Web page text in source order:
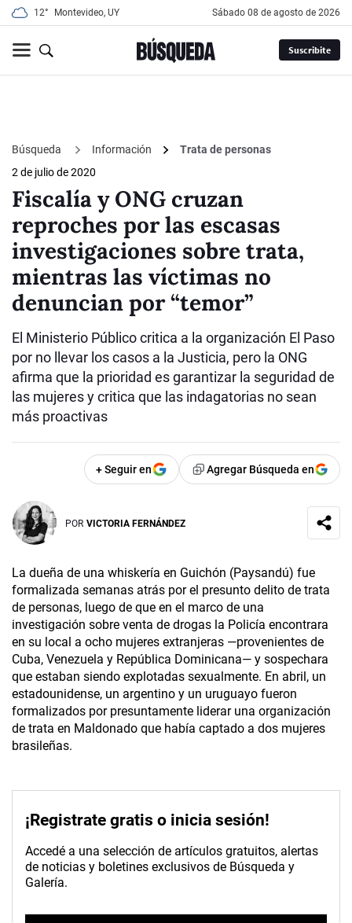
12° Montevideo, UY sábado 08 de agosto de 2026
Suscribite
Búsqueda Información
Trata de personas
2 de julio de 2020
Fiscalía y ONG cruzan
reproches por las escasas
investigaciones sobre trata,
mientras las víctimas no
denuncian por “temor”
El Ministerio Público critica a la organización El Paso
por no llevar los casos a la Justicia, pero la ONG
afirma que la prioridad es garantizar la seguridad de
las mujeres y critica que las indagatorias no sean
más proactivas
+ Seguir en Agregar Búsqueda en
POR VICTORIA FERNÁNDEZ
La dueña de una whiskería en Guichón (Paysandú) fue
formalizada semanas atrás por el presunto delito de trata
de personas, luego de que en el marco de una
investigación sobre venta de drogas la Policía encontrara
en su local a ocho mujeres extranjeras —provenientes de
Cuba, Venezuela y República Dominicana— y sospechara
que estaban siendo explotadas sexualmente. En abril, un
estadounidense, un argentino y un uruguayo fueron
formalizados por presuntamente liderar una organización
de trata en Maldonado que había captado a dos mujeres
brasileñas.
¡Registrate gratis o inicia sesión!
Accedé a una selección de artículos gratuitos, alertas
de noticias y boletines exclusivos de Búsqueda y
Galería.